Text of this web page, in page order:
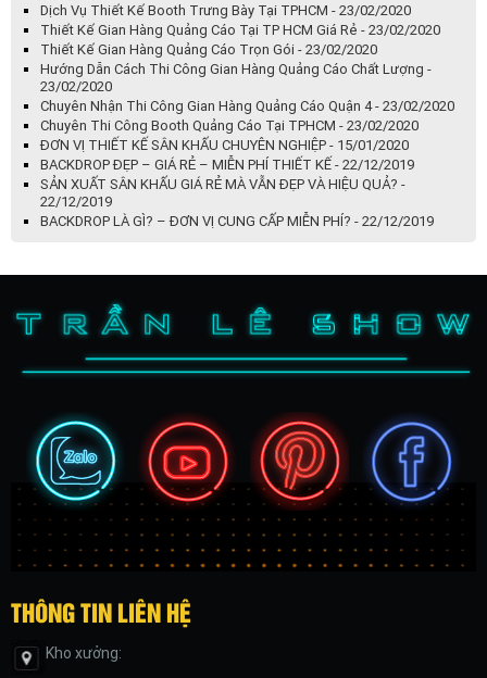
Dịch Vụ Thiết Kế Booth Trưng Bày Tại TPHCM - 23/02/2020
Thiết Kế Gian Hàng Quảng Cáo Tại TP HCM Giá Rẻ - 23/02/2020
Thiết Kế Gian Hàng Quảng Cáo Trọn Gói - 23/02/2020
Hướng Dẫn Cách Thi Công Gian Hàng Quảng Cáo Chất Lượng -
23/02/2020
Chuyên Nhận Thi Công Gian Hàng Quảng Cáo Quận 4 - 23/02/2020
Chuyên Thi Công Booth Quảng Cáo Tại TPHCM - 23/02/2020
ĐƠN VỊ THIẾT KẾ SÂN KHẤU CHUYÊN NGHIỆP - 15/01/2020
BACKDROP ĐẸP – GIÁ RẺ – MIỄN PHÍ THIẾT KẾ - 22/12/2019
SẢN XUẤT SÂN KHẤU GIÁ RẺ MÀ VẪN ĐẸP VÀ HIỆU QUẢ? -
22/12/2019
BACKDROP LÀ GÌ? – ĐƠN VỊ CUNG CẤP MIỄN PHÍ? - 22/12/2019
THÔNG TIN LIÊN HỆ
Kho xưởng: